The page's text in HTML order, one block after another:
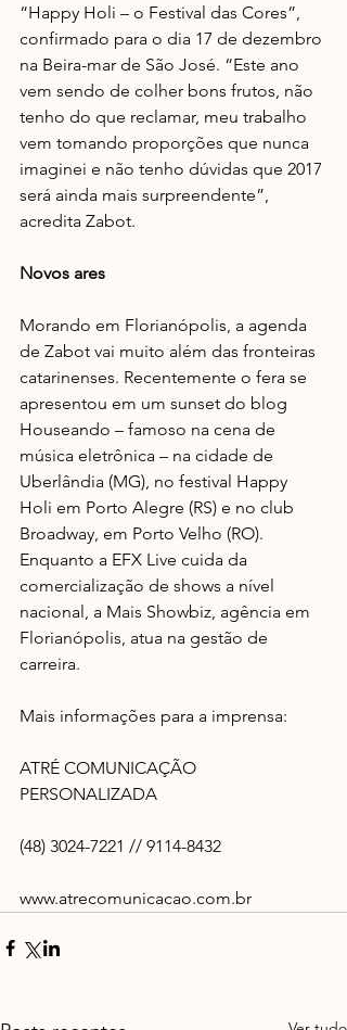
“Happy Holi – o Festival das Cores”,
confirmado para o dia 17 de dezembro
na Beira-mar de São José. “Este ano
vem sendo de colher bons frutos, não
tenho do que reclamar, meu trabalho
vem tomando proporções que nunca
imaginei e não tenho dúvidas que 2017
será ainda mais surpreendente”,
acredita Zabot.
Novos ares
Morando em Florianópolis, a agenda
de Zabot vai muito além das fronteiras
catarinenses. Recentemente o fera se
apresentou em um sunset do blog
Houseando – famoso na cena de
música eletrônica – na cidade de
Uberlândia (MG), no festival Happy
Holi em Porto Alegre (RS) e no club
Broadway, em Porto Velho (RO).
Enquanto a EFX Live cuida da
comercialização de shows a nível
nacional, a Mais Showbiz, agência em
Florianópolis, atua na gestão de
carreira.
Mais informações para a imprensa:
ATRÉ COMUNICAÇÃO
PERSONALIZADA
(48) 3024-7221 // 9114-8432
www.atrecomunicacao.com.br